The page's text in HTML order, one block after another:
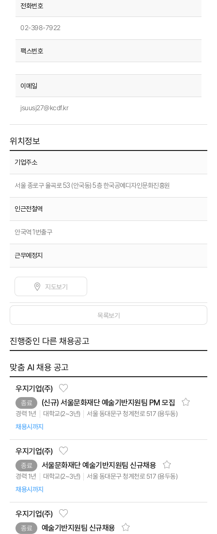
02-398-7922
jsuusj27@kcdf.kr
위치정보
기업주소
서울 종로구 율곡로 53 (안국동) 5층 한국공예디자인문화진흥원
인근전철역
안국역 1번출구
근무예정지
지도보기
목록보기
진행중인 다른 채용공고
맞춤 AI 채용 공고
우지기업(주)
종료 (신규) 서울문화재단 예술기반지원팀 PM 모집
경력 1년 대학교(2~3년) 서울 동대문구 청계천로 517 (용두동)
채용시까지
우지기업(주)
종료 서울문화재단 예술기반지원팀 신규채용
경력 1년 대학교(2~3년) 서울 동대문구 청계천로 517 (용두동)
채용시까지
우지기업(주)
종료 예술기반지원팀 신규채용